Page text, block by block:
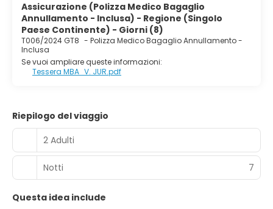
Assicurazione (Polizza Medico Bagaglio
Annullamento - Inclusa) - Regione (Singolo
Paese Continente) - Giorni (8)
T006/2024 GT8 - Polizza Medico Bagaglio Annullamento -
Inclusa
Se vuoi ampliare queste informazioni:
Tessera MBA_V. JUR.pdf
Riepilogo del viaggio
2 Adulti
Notti 7
Questa idea include